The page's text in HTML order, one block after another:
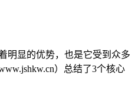
明显的优势，也是它受到众多
）总结了3个核心